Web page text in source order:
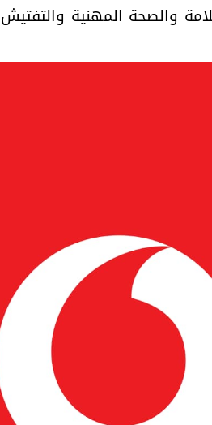
السلامة والصحة المهنية والتفتيش